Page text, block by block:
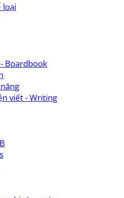
loại
Boardbook
viết - Writing